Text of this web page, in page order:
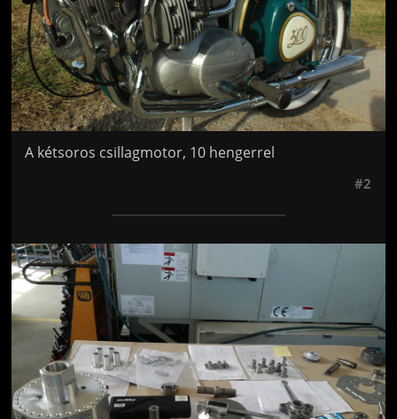
A kétsoros csillagmotor, 10 hengerrel
#2
Jön még kép!